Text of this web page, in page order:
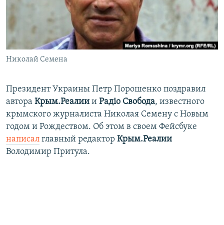
ПОБЕДИТЕЛЕЙ НЕ СУДЯТ?
КРЫМ.НЕПОКОРЕННЫЙ
УКРАИНСКАЯ ПРОБЛЕМА КРЫМА
ПРИСОЕДИНЯЙТЕСЬ!
Николай Семена
Президент Украины Петр Порошенко поздравил
автора Крым.Реалии и Радіо Свобода, известного
крымского журналиста Николая Семену с Новым
годом и Рождеством. Об этом в своем Фейсбуке
написал главный редактор Крым.Реалии
Володимир Притула.